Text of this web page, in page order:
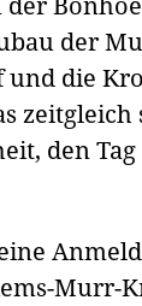
der
die
den
Murr-